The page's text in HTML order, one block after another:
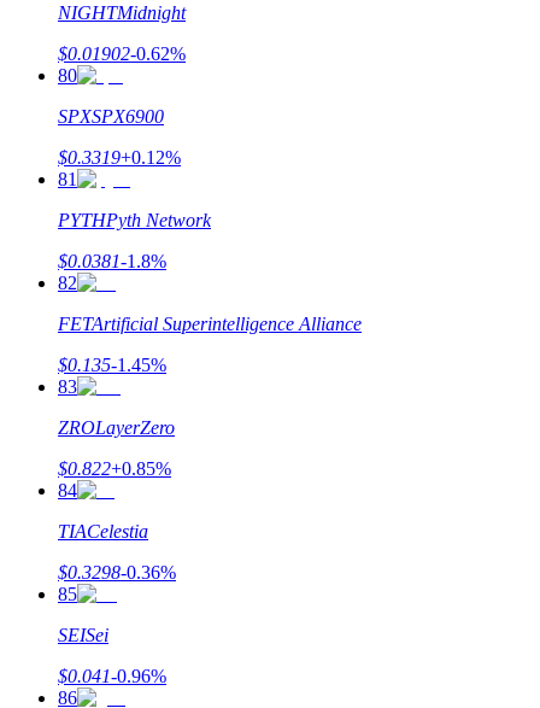
NIGHTMidnight
$0.01902-0.62%
80
SPXSPX6900
$0.3319+0.12%
81
PYTHPyth Network
$0.0381-1.8%
82
FETArtificial Superintelligence Alliance
$0.135-1.45%
83
ZROLayerZero
$0.822+0.85%
84
TIACelestia
$0.3298-0.36%
85
SEISei
$0.041-0.96%
86